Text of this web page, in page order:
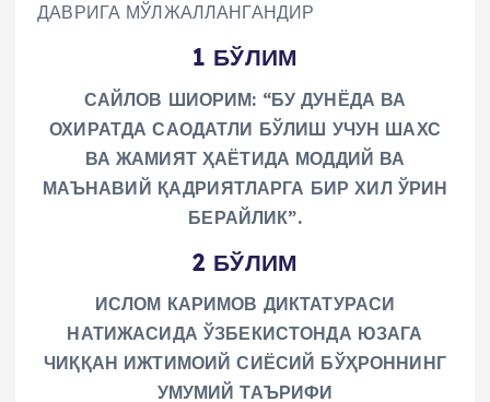
ДАВРИГА МЎЛЖАЛЛАНГАНДИР
1 БЎЛИМ
САЙЛОВ ШИОРИМ: “БУ ДУНЁДА ВА
ОХИРАТДА САОДАТЛИ БЎЛИШ УЧУН ШАХС
ВА ЖАМИЯТ ҲАЁТИДА МОДДИЙ ВА
МАЪНАВИЙ ҚАДРИЯТЛАРГА БИР ХИЛ ЎРИН
БЕРАЙЛИК”.
2 БЎЛИМ
ИСЛОМ КАРИМОВ ДИКТАТУРАСИ
НАТИЖАСИДА ЎЗБЕКИСТОНДА ЮЗАГА
ЧИҚҚАН ИЖТИМОИЙ СИЁСИЙ БЎҲРОННИНГ
УМУМИЙ ТАЪРИФИ